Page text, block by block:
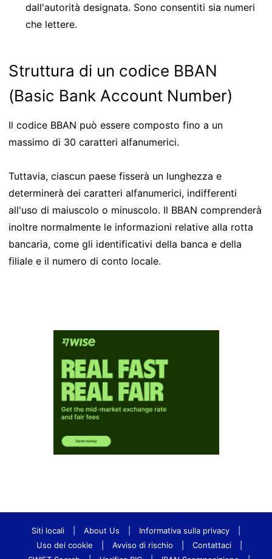
dall'autorità designata. Sono consentiti sia numeri
che lettere.
Struttura di un codice BBAN
(Basic Bank Account Number)
Il codice BBAN può essere composto fino a un
massimo di 30 caratteri alfanumerici.
Tuttavia, ciascun paese fisserà un lunghezza e
determinerà dei caratteri alfanumerici, indifferenti
all'uso di maiuscolo o minuscolo. Il BBAN comprenderà
inoltre normalmente le informazioni relative alla rotta
bancaria, come gli identificativi della banca e della
filiale e il numero di conto locale.
Siti locali About Us Informativa sulla privacy
Uso dei cookie
Avviso di rischio Contattaci